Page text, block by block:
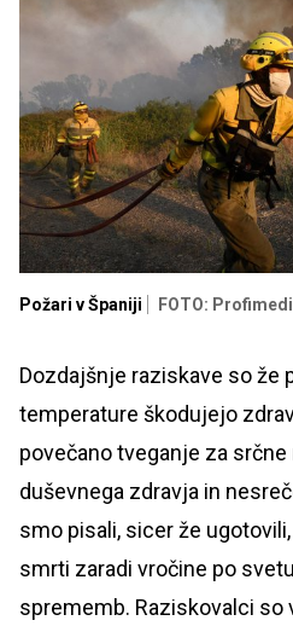
Požari v Španiji FOTO:
Dozdajšnje raziskave so že
temperature škodujejo
povečano tveganje za srčne
duševnega zdravja in
smo pisali, sicer že
smrti zaradi vročine po
sprememb. Raziskovalci so